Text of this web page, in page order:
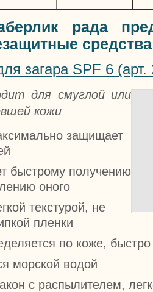
рада
загара SPF 6 (арт.
для смуглой или
кожи
защищает
быстрому получению
оного
текстурой, не
пленки
по коже,
морской водой
с распылителем,